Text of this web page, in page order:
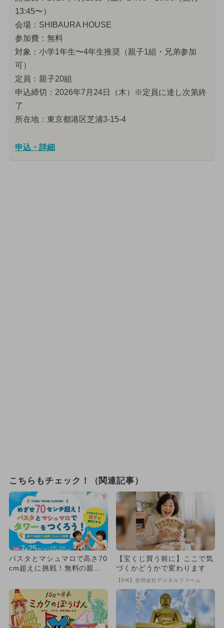
13:45〜）
会場：SHIBAURA HOUSE
参加費：無料
対象：小学1年生〜4年生推奨（親子1組・兄弟参加
可）
定員：親子20組
申込締切：2026年7月24日（木）※定員に達し次第終
了
所在地：東京都港区芝浦3-15-4
申込・詳細
こちらもチェック！（関連記事）
パスタとマシュマロで高さ70
cm超えに挑戦！無料の親子
【宝くじ買う前に】ここで気
づくかどうかで変わります
【PR】合同会社デジタルファーム